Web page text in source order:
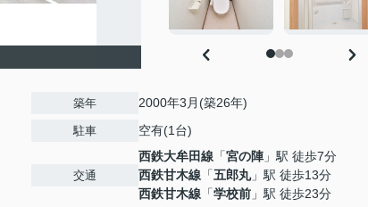
築年 2000年3月(築26年)
駐車 空有(1台)
交通
西鉄大牟田線 「宮の陣」駅 徒歩7分
西鉄甘木線 「五郎丸」駅 徒歩13分
西鉄甘木線 「学校前 」駅 徒歩23分